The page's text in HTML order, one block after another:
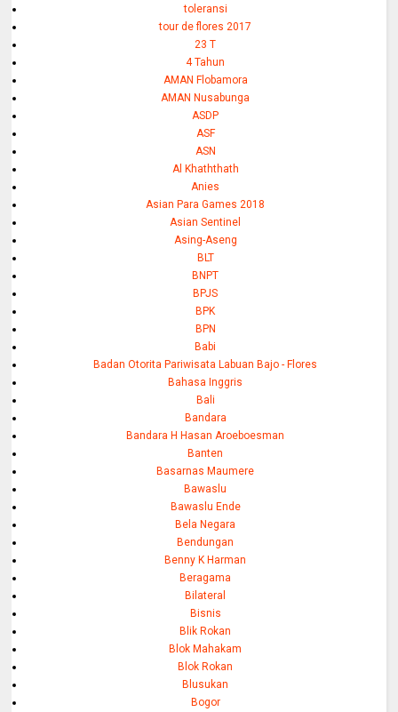
toleransi
tour de flores 2017
23 T
4 Tahun
AMAN Flobamora
AMAN Nusabunga
ASDP
ASF
ASN
Al Khaththath
Anies
Asian Para Games 2018
Asian Sentinel
Asing-Aseng
BLT
BNPT
BPJS
BPK
BPN
Babi
Badan Otorita Pariwisata Labuan Bajo - Flores
Bahasa Inggris
Bali
Bandara
Bandara H Hasan Aroeboesman
Banten
Basarnas Maumere
Bawaslu
Bawaslu Ende
Bela Negara
Bendungan
Benny K Harman
Beragama
Bilateral
Bisnis
Blik Rokan
Blok Mahakam
Blok Rokan
Blusukan
Bogor